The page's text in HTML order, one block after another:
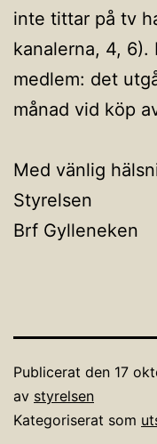
inte tittar på tv
kanalerna, 4, 6).
medlem: det
månad vid köp
Med vänlig
Styrelsen
Brf Gylleneken
Publicerat den 17
av styrelsen
Kategoriserat som